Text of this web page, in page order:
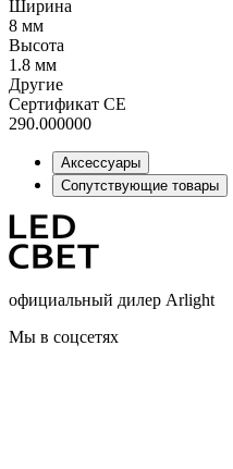
Ширина
8 мм
Высота
1.8 мм
Другие
Сертификат CE
290.000000
Аксессуары
Сопутствующие товары
официальный дилер Arlight
Мы в соцсетях